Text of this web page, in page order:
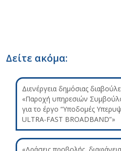
Δείτε ακόμα:
Διενέργεια δημόσιας
«Παροχή υπηρεσιών
για το έργο “Υποδομές
ULTRA-FAST BROADBAND”»